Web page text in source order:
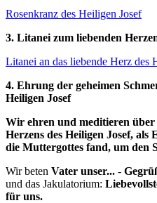
Rosenkranz des Heiligen Josef
3. Litanei zum liebenden
Litanei an das liebende Herz des
4. Ehrung der geheimen
Heiligen Josef
Wir ehren und meditieren über
Herzens des Heiligen Josef,
die Muttergottes fand, um den
Wir beten Vater unser... -
und das Jakulatorium:
für uns.